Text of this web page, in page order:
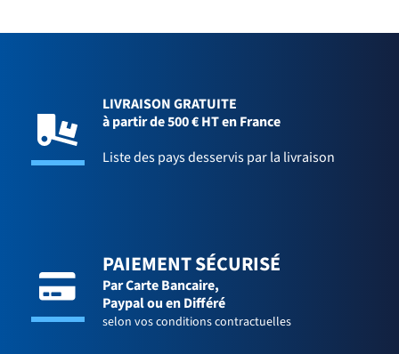
LIVRAISON GRATUITE
à partir de 500 € HT en France
Liste des pays desservis par la livraison
PAIEMENT SÉCURISÉ
Par Carte Bancaire,
Paypal ou en Différé
selon vos conditions contractuelles